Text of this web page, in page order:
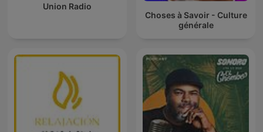
Union Radio
Choses à Savoir - Culture
générale